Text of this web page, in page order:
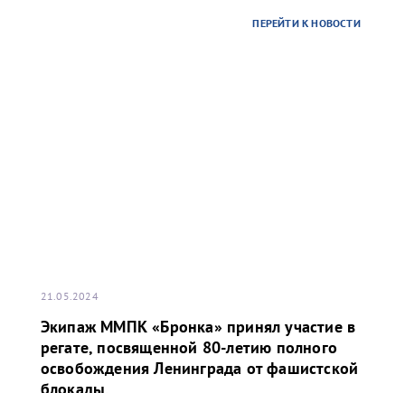
ПЕРЕЙТИ К НОВОСТИ
21.05.2024
Экипаж ММПК «Бронка» принял участие в
регате, посвященной 80-летию полного
освобождения Ленинграда от фашистской